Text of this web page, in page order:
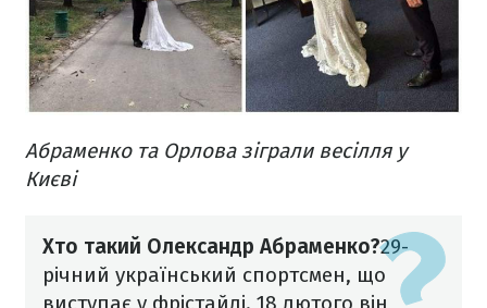
Абраменко та Орлова зіграли весілля у
Києві
Хто такий Олександр Абраменко?29-
річний український спортсмен, що